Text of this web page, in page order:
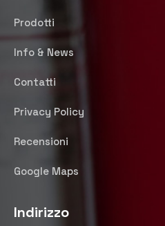
Prodotti
Info & News
Contatti
Privacy Policy
Recensioni
Google Maps
Indirizzo